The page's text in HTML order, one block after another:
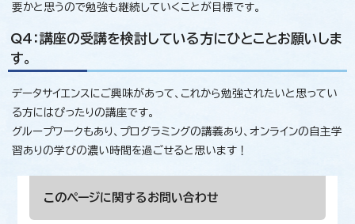
要かと思うので勉強も継続していくことが目標です。
Q4：講座の受講を検討している方にひとことお願いしま
す。
データサイエンスにご興味があって、これから勉強されたいと思ってい
る方にはぴったりの講座です。
グループワークもあり、プログラミングの講義あり、オンラインの自主学
習ありの学びの濃い時間を過ごせると思います！
このページに関する お問い合わせ